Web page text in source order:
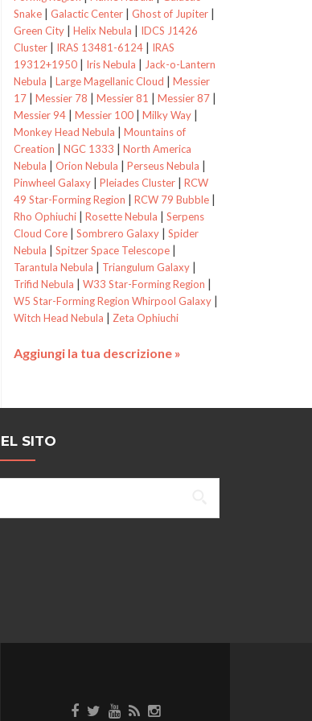
Snake | Galactic Center | Ghost of Jupiter |
Green City | Helix Nebula | IDCS J1426
Cluster | IRAS 13481-6124 | IRAS
19312+1950 | Iris Nebula | Jack-o-Lantern
Nebula | Large Magellanic Cloud | Messier
17 | Messier 78 | Messier 81 | Messier 87 |
Messier 94 | Messier 100 | Milky Way |
Monkey Head Nebula | Mountains of
Creation | NGC 1333 | North America
Nebula | Orion Nebula | Perseus Nebula |
Pinwheel Galaxy | Pleiades Cluster | RCW
49 Star-Forming Region | RCW 79 Bubble |
Rho Ophiuchi | Rosette Nebula | Serpens
Cloud Core | Sombrero Galaxy | Spider
Nebula | Spitzer Space Telescope |
Tarantula Nebula | Triangulum Galaxy |
Trifid Nebula | W33 Star-Forming Region |
W5 Star-Forming Region Whirpool Galaxy |
Witch Head Nebula | Zeta Ophiuchi
Aggiungi la tua descrizione »
SITO